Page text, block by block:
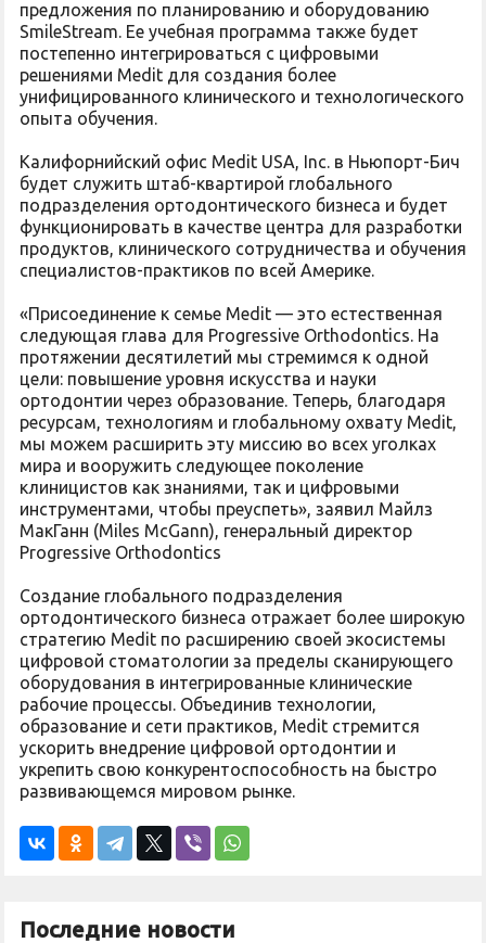
предложения по планированию и оборудованию
SmileStream. Ее учебная программа также будет
постепенно интегрироваться с цифровыми
решениями Medit для создания более
унифицированного клинического и технологического
опыта обучения.
Калифорнийский офис Medit USA, Inc. в Ньюпорт-Бич
будет служить штаб-квартирой глобального
подразделения ортодонтического бизнеса и будет
функционировать в качестве центра для разработки
продуктов, клинического сотрудничества и обучения
специалистов-практиков по всей Америке.
«Присоединение к семье Medit — это естественная
следующая глава для Progressive Orthodontics. На
протяжении десятилетий мы стремимся к одной
цели: повышение уровня искусства и науки
ортодонтии через образование. Теперь, благодаря
ресурсам, технологиям и глобальному охвату Medit,
мы можем расширить эту миссию во всех уголках
мира и вооружить следующее поколение
клиницистов как знаниями, так и цифровыми
инструментами, чтобы преуспеть», заявил Майлз
МакГанн (Miles McGann), генеральный директор
Progressive Orthodontics
Создание глобального подразделения
ортодонтического бизнеса отражает более широкую
стратегию Medit по расширению своей экосистемы
цифровой стоматологии за пределы сканирующего
оборудования в интегрированные клинические
рабочие процессы. Объединив технологии,
образование и сети практиков, Medit стремится
ускорить внедрение цифровой ортодонтии и
укрепить свою конкурентоспособность на быстро
развивающемся мировом рынке.
Последние новости